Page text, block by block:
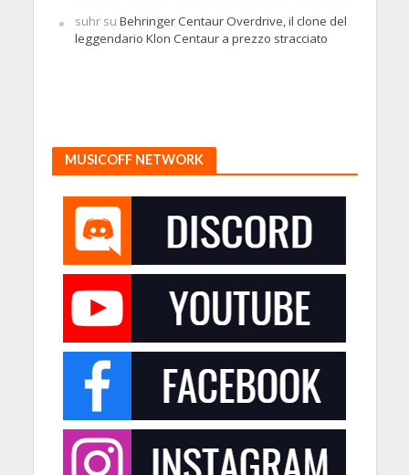
suhrsu Behringer Centaur Overdrive, il clone del
leggendario Klon Centaur a prezzo stracciato
MUSICOFF NETWORK